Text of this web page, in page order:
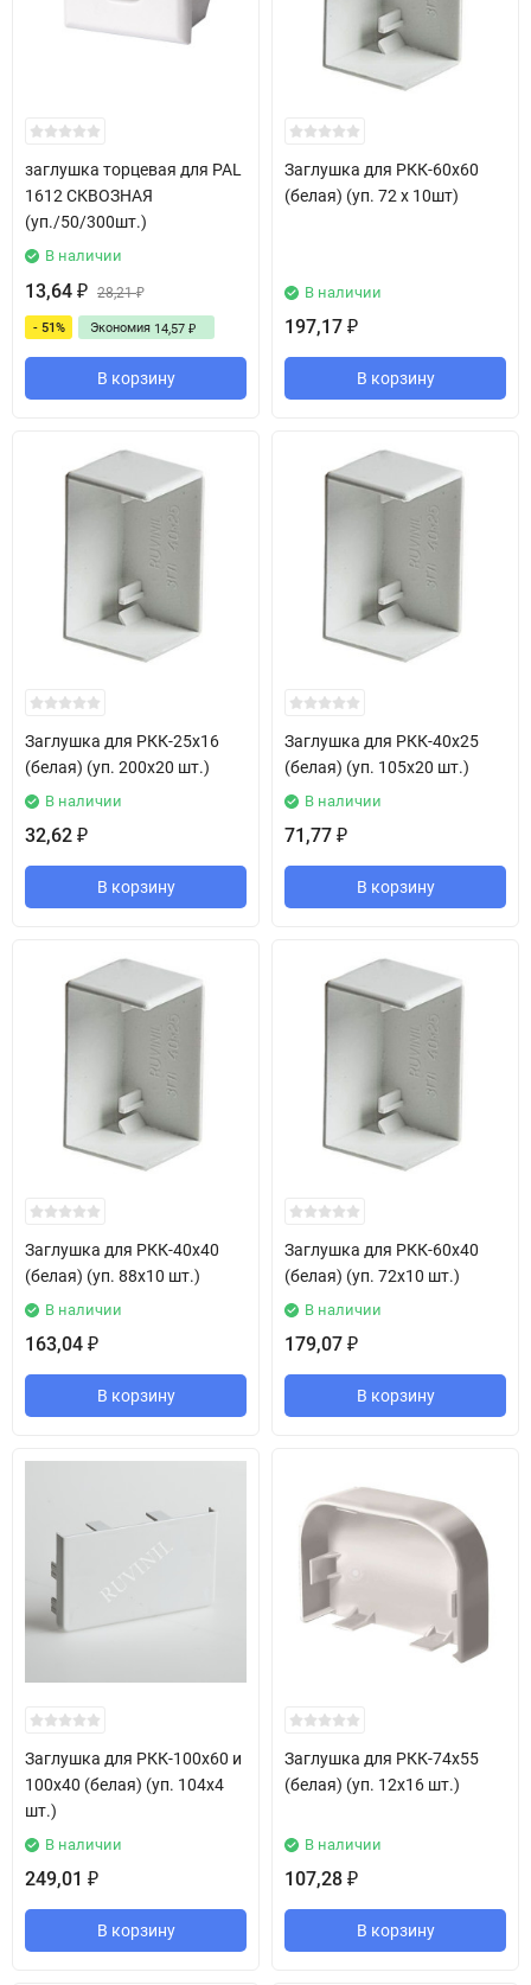
заглушка торцевая для PAL
1612 СКВОЗНАЯ
(уп./50/300шт.)
В наличии
13,64 ₽ 28,21₽
- 51% Экономия 14,57 ₽
В корзину
Заглушка для РКК-60х60
(белая) (уп. 72 х 10шт)
В наличии
197,17 ₽
В корзину
Заглушка для РКК-25х16
(белая) (уп. 200х20 шт.)
В наличии
32,62 ₽
В корзину
Заглушка для РКК-40х25
(белая) (уп. 105х20 шт.)
В наличии
71,77 ₽
В корзину
Заглушка для РКК-40х40
(белая) (уп. 88х10 шт.)
В наличии
163,04 ₽
В корзину
Заглушка для РКК-60х40
(белая) (уп. 72х10 шт.)
В наличии
179,07 ₽
В корзину
Заглушка для РКК-100х60 и
100х40 (белая) (уп. 104х4
шт.)
В наличии
249,01 ₽
В корзину
Заглушка для РКК-74х55
(белая) (уп. 12х16 шт.)
В наличии
107,28 ₽
В корзину